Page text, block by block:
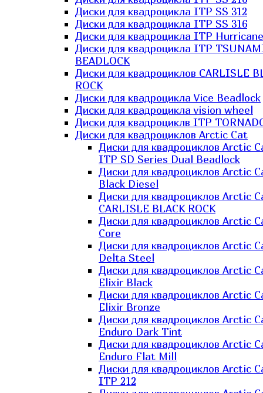
Диски для квадроцикла ITP SS 312
Диски для квадроцикла ITP SS 316
Диски для квадроцикла ITP Hurricane
Диски для квадроцикла ITP
BEADLOCK
Диски для квадроциклов CARLISLE
ROCK
Диски для квадроцикла Vice Beadlock
Диски для квадроцикла vision wheel
Диски для квадроциклв ITP
Диски для квадроциклов Arctic Cat
Диски для квадроциклов Arctic
ITP SD Series Dual Beadlock
Диски для квадроциклов Arctic
Black Diesel
Диски для квадроциклов Arctic
CARLISLE BLACK ROCK
Диски для квадроциклов Arctic
Core
Диски для квадроциклов Arctic
Delta Steel
Диски для квадроциклов Arctic
Elixir Black
Диски для квадроциклов Arctic
Elixir Bronze
Диски для квадроциклов Arctic
Enduro Dark Tint
Диски для квадроциклов Arctic
Enduro Flat Mill
Диски для квадроциклов Arctic
ITP 212